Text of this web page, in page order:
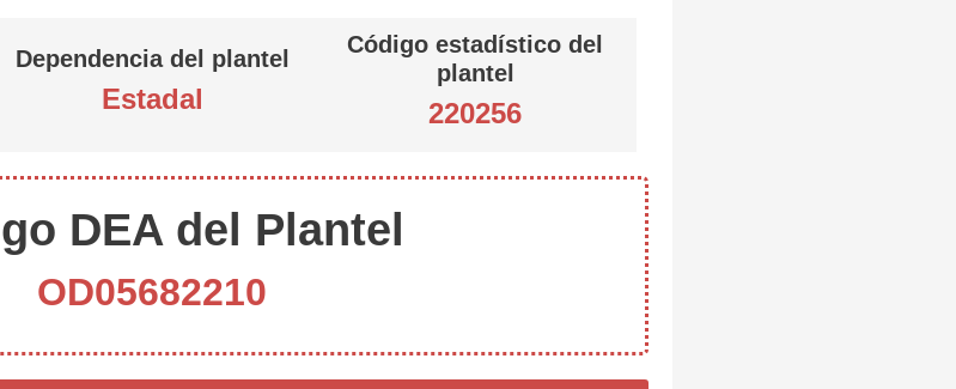
Dependencia del plantel
Estadal
Código estadístico del
plantel
220256
DEA del Plantel
OD05682210